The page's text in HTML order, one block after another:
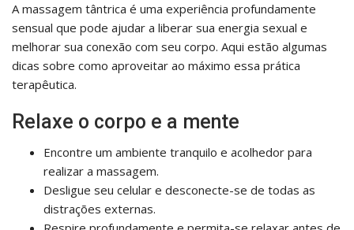
A massagem tântrica é uma experiência profundamente
sensual que pode ajudar a liberar sua energia sexual e
melhorar sua conexão com seu corpo. Aqui estão algumas
dicas sobre como aproveitar ao máximo essa prática
terapêutica.
Relaxe o corpo e a mente
Encontre um ambiente tranquilo e acolhedor para
realizar a massagem.
Desligue seu celular e desconecte-se de todas as
distrações externas.